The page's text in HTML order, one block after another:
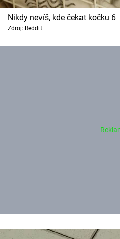
Nikdy nevíš, kde čekat kočku 6
Zdroj: Reddit